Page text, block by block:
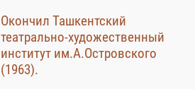
Окончил Ташкентский
театрально-художественный
институт им.А.Островского
(1963).